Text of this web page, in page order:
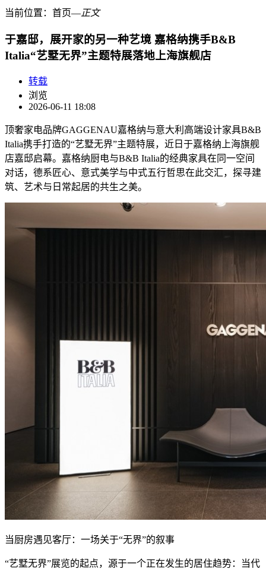
当前位置： 首页―正文
于嘉邸，展开家的另一种艺境 嘉格纳携手B&B
Italia“艺墅无界”主题特展落地上海旗舰店
转载
浏览
2026-06-11 18:08
顶奢家电品牌GAGGENAU嘉格纳与意大利高端设计家具B&B
Italia携手打造的“艺墅无界”主题特展，近日于嘉格纳上海旗舰
店嘉邸启幕。嘉格纳厨电与B&B Italia的经典家具在同一空间
对话，德系匠心、意式美学与中式五行哲思在此交汇，探寻建
筑、艺术与日常起居的共生之美。
当厨房遇见客厅：一场关于“无界”的叙事
“艺墅无界”展览的起点，源于一个正在发生的居住趋势：当代